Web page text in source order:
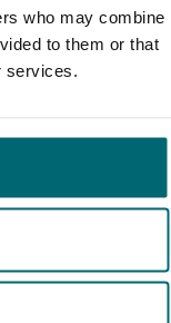
who may combine
to them or that